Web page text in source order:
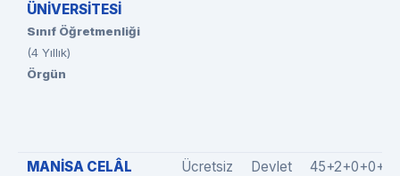
ÜNİVERSİTESİ
Sınıf Öğretmenliği
(4 Yıllık)
Örgün
MANİSA CELÂL
Ücretsiz Devlet 45+2+0+0+0